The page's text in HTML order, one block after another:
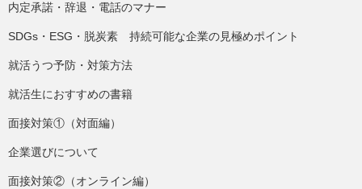
内定承諾・辞退・電話のマナー
SDGs・ESG・脱炭素 持続可能な企業の見極めポイント
就活うつ予防・対策方法
就活生におすすめの書籍
面接対策①（対面編）
企業選びについて
面接対策②（オンライン編）